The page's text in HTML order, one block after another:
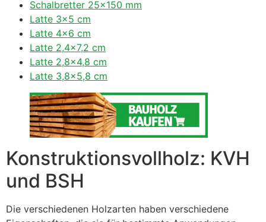
Schalbretter 25×150 mm
Latte 3×5 cm
Latte 4×6 cm
Latte 2,4×7,2 cm
Latte 2,8×4,8 cm
Latte 3,8×5,8 cm
Konstruktionsvollholz: KVH
und BSH
Die verschiedenen Holzarten haben verschiedene